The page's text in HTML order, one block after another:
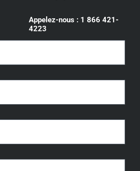
Appelez-nous : 1 866 421-
4223